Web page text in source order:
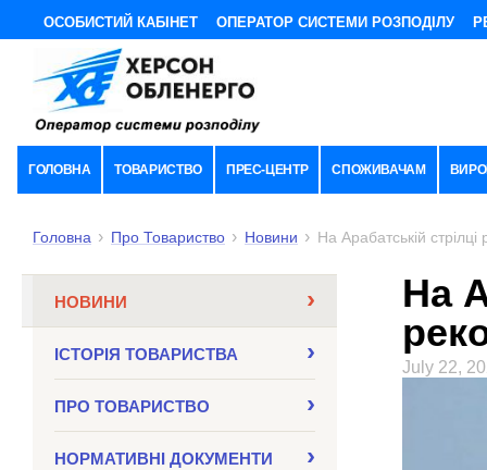
ОСОБИСТИЙ КАБІНЕТ ОПЕРАТОР СИСТЕМИ РОЗПОДІЛУ
ГОЛОВНА ТОВАРИСТВО ПРЕС-ЦЕНТР СПОЖИВАЧАМ
Головна Про Товариство Новини На Арабатській
НОВИНИ
ІСТОРІЯ ТОВАРИСТВА
ПРО ТОВАРИСТВО
НОРМАТИВНI ДОКУМЕНТИ
На
July 22,